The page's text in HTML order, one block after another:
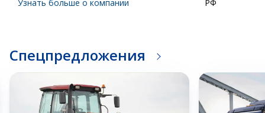
Узнать больше о компании
РФ
Спецпредложения